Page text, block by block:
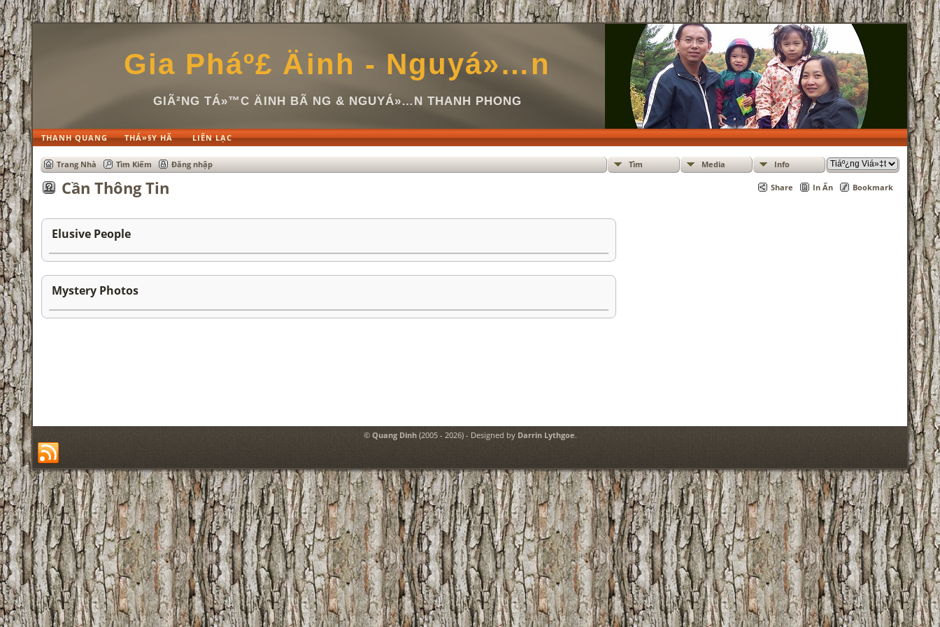
Gia Pháº£ Äinh - Nguyá»…n
GIÃ²NG TÁ»™C ÄINH BÃ NG & NGUYÁ»…N THANH PHONG
THANH QUANG THÁ»§Y HÃ LIÊN LẠC
Trang Nhà Tìm Kiếm Đăng nhập Tìm Media Info
Share In Ấn Bookmark
Cần Thông Tin
Elusive People
Mystery Photos
© Quang Dinh(2005 - 2026) - Designed by Darrin Lythgoe.